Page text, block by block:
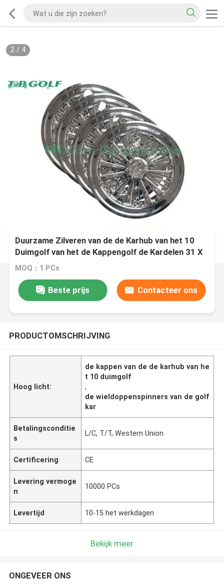
2/ 4
Duurzame Zilveren van de de Karhub van het 10
Duimgolf van het de Kappengolf de Kardelen 31 X
24,4 X 24,4 Cm
MOQ：1 PCs
Beste prijs Contacteer ons
PRODUCTOMSCHRIJVING
Hoog licht:
de kappen van de de karhub van he
t 10 duimgolf
,
de wieldoppenspinners van de golf
kar
Betalingsconditie
s
L/C, T/T, Western Union
Certificering CE
Levering vermoge
n
10000 PCs
Levertijd 10-15 het werkdagen
Bekijk meer
ONGEVEER ONS